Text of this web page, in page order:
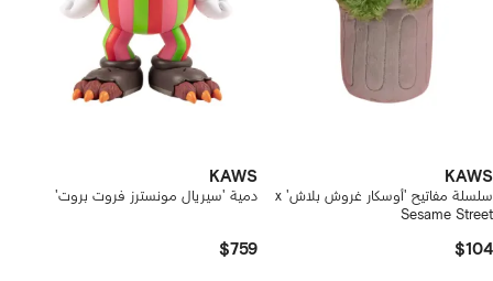
KAWS
سلسلة مفاتيح 'أوسكار غروش بلاش' x
Sesame Street
$104
KAWS
دمية 'سيريال مونسترز فروت بروت'
$759